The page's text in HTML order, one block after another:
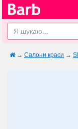
→ Салони краси →